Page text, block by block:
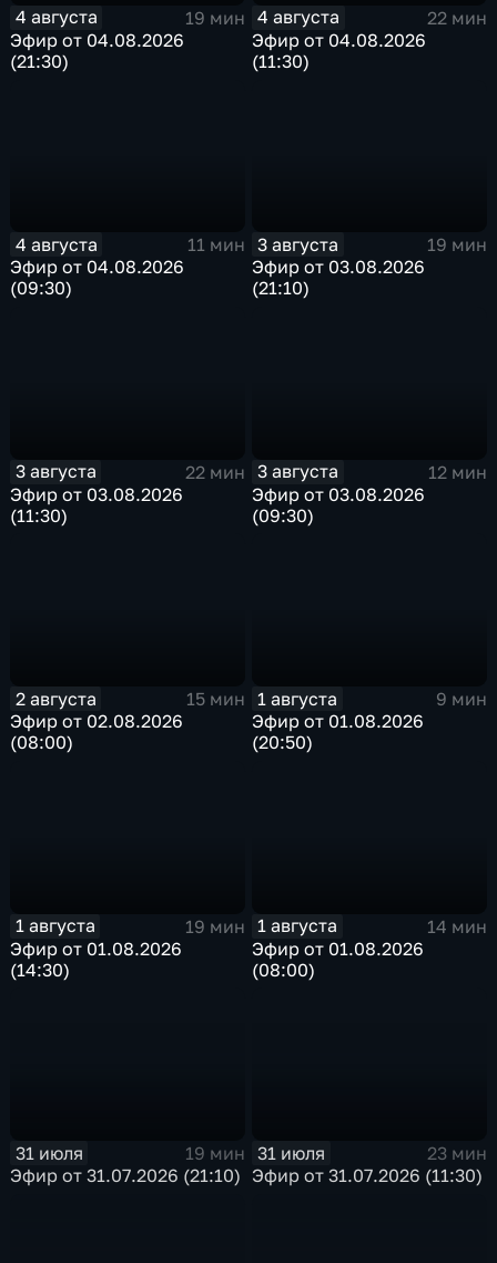
4 августа
19 мин
Эфир от 04.08.2026
(21:30)
4 августа
22 мин
Эфир от 04.08.2026
(11:30)
4 августа
11 мин
Эфир от 04.08.2026
(09:30)
3 августа
19 мин
Эфир от 03.08.2026
(21:10)
3 августа
22 мин
Эфир от 03.08.2026
(11:30)
3 августа
12 мин
Эфир от 03.08.2026
(09:30)
2 августа
15 мин
Эфир от 02.08.2026
(08:00)
1 августа
9 мин
Эфир от 01.08.2026
(20:50)
1 августа
19 мин
Эфир от 01.08.2026
(14:30)
1 августа
14 мин
Эфир от 01.08.2026
(08:00)
31 июля
19 мин
Эфир от 31.07.2026 (21:10)
31 июля
23 мин
Эфир от 31.07.2026 (11:30)